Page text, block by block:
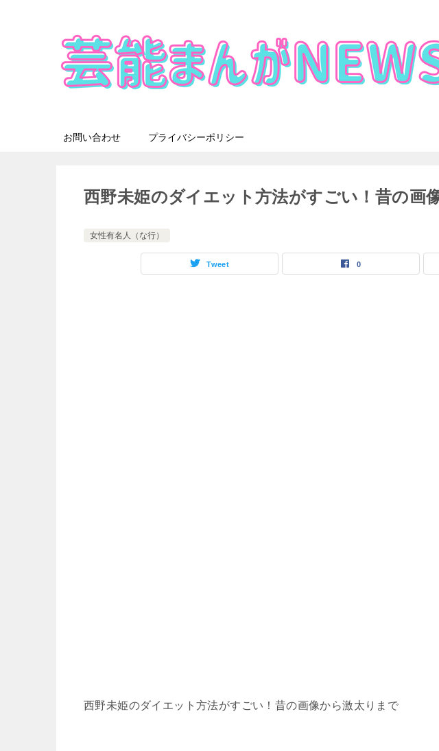
お問い合わせ プライバシーポリシー
西野未姫のダイエット方法がすごい！昔の画
女性有名人（な行）
Tweet 0
西野未姫のダイエット方法がすごい！昔の画像から激太りまで